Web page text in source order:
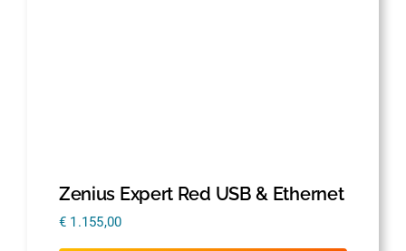
Zenius Expert Red USB & Ethernet
€ 1.155,00